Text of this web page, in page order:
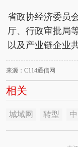
省政协经济委员
厅、行政审批局
以及产业链企业
来源：C114通信网
相关
城域网 转型